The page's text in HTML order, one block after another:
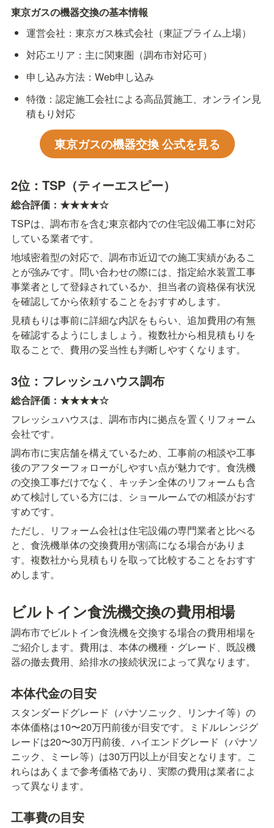
東京ガスの機器交換の基本情報
運営会社：東京ガス株式会社（東証プライム上場）
対応エリア：主に関東圏（調布市対応可）
申し込み方法：Web申し込み
特徴：認定施工会社による高品質施工、オンライン見
積もり対応
東京ガスの機器交換 公式を見る
2位：TSP（ティーエスピー）
総合評価：★★★★☆
TSPは、調布市を含む東京都内での住宅設備工事に対応
している業者です。
地域密着型の対応で、調布市近辺での施工実績があるこ
とが強みです。問い合わせの際には、指定給水装置工事
事業者として登録されているか、担当者の資格保有状況
を確認してから依頼することをおすすめします。
見積もりは事前に詳細な内訳をもらい、追加費用の有無
を確認するようにしましょう。複数社から相見積もりを
取ることで、費用の妥当性も判断しやすくなります。
3位：フレッシュハウス調布
総合評価：★★★★☆
フレッシュハウスは、調布市内に拠点を置くリフォーム
会社です。
調布市に実店舗を構えているため、工事前の相談や工事
後のアフターフォローがしやすい点が魅力です。食洗機
の交換工事だけでなく、キッチン全体のリフォームも含
めて検討している方には、ショールームでの相談がおす
すめです。
ただし、リフォーム会社は住宅設備の専門業者と比べる
と、食洗機単体の交換費用が割高になる場合がありま
す。複数社から見積もりを取って比較することをおすす
めします。
ビルトイン食洗機交換の費用相場
調布市でビルトイン食洗機を交換する場合の費用相場を
ご紹介します。費用は、本体の機種・グレード、既設機
器の撤去費用、給排水の接続状況によって異なります。
本体代金の目安
スタンダードグレード（パナソニック、リンナイ等）の
本体価格は10〜20万円前後が目安です。ミドルレンジグ
レードは20〜30万円前後、ハイエンドグレード（パナソ
ニック、ミーレ等）は30万円以上が目安となります。こ
れらはあくまで参考価格であり、実際の費用は業者によ
って異なります。
工事費の目安